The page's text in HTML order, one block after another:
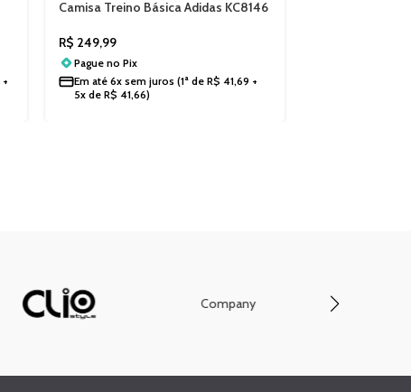
+
Camisa Treino Básica Adidas KC8146
R$ 249,99
Pague noPix
Em até6x sem juros (1ª deR$ 41,69 +
5x deR$ 41,66)
Company